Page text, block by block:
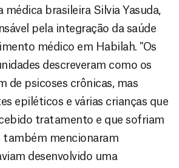
médica brasileira Silvia Yasuda,
pela integração da saúde
médico em Habilah. "Os
descreveram como os
de psicoses crônicas, mas
epiléticos e várias crianças que
tratamento e que sofriam
também mencionaram
desenvolvido uma